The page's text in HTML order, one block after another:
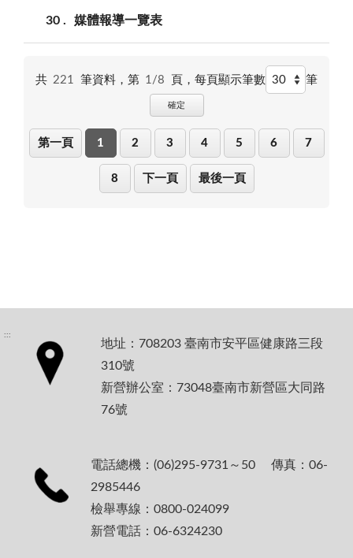
30 媒體報導一覽表
共 221 筆資料，第 1/8 頁， 每頁顯示筆數 筆
確定
第一頁 1 2 3 4 5 6 7
8 下一頁 最後一頁
:::
地址：708203 臺南市安平區健康路三段
310號
新營辦公室：73048臺南市新營區大同路
76號
電話總機：(06)295-9731～50 傳真：06-
2985446
檢舉專線：0800-024099
新營電話：06-6324230